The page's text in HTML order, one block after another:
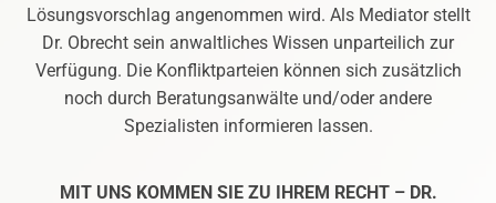
Lösungsvorschlag angenommen wird. Als Mediator stellt
Dr. Obrecht sein anwaltliches Wissen unparteilich zur
Verfügung. Die Konfliktparteien können sich zusätzlich
noch durch Beratungsanwälte und/oder andere
Spezialisten informieren lassen.
MIT UNS KOMMEN SIE ZU IHREM RECHT – DR.